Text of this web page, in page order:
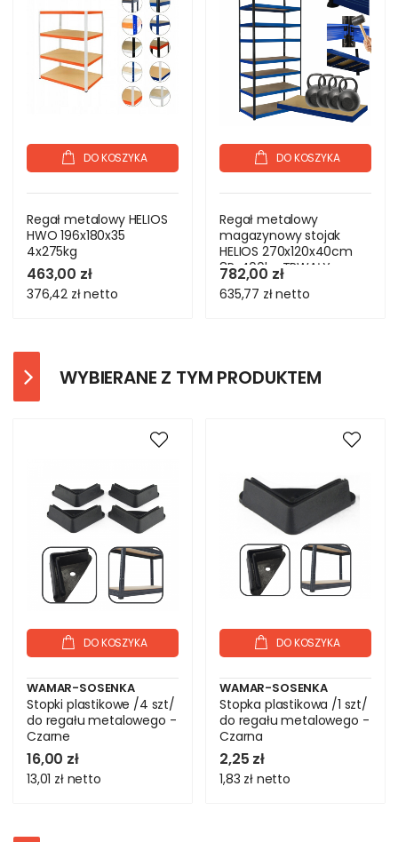
DO KOSZYKA
Regał metalowy HELIOS
HWO 196x180x35
4x275kg
463,00 zł
376,42 złnetto
DO KOSZYKA
Regał metalowy
magazynowy stojak
HELIOS 270x120x40cm
8Px400kg TRWAŁY
WYSOKI
782,00 zł
635,77 złnetto
WYBIERANE Z TYM PRODUKTEM
DO KOSZYKA
WAMAR-SOSENKA
Stopki plastikowe /4 szt/
do regału metalowego -
Czarne
16,00 zł
13,01 zł netto
DO KOSZYKA
WAMAR-SOSENKA
Stopka plastikowa /1 szt/
do regału metalowego -
Czarna
2,25 zł
1,83 zł netto